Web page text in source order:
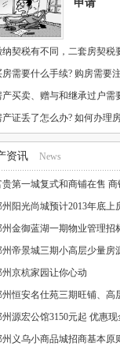
申请
纳契税有不同，二套房契税
房需要什么手续? 购房需要
产买卖、赠与和继承过户需
产证丢了怎么办? 如何办理
资讯 News
贵第一城复式和商铺在售
州阳光尚城预计2013年底上
州金御蓝湖一期物业管理招
州帝景城三期小高层少量房
州京杭家园让你心动
州恒安名仕苑三期旺铺、高
州源宏公馆3150元起 优惠现
州义乌小商品城招商基本原